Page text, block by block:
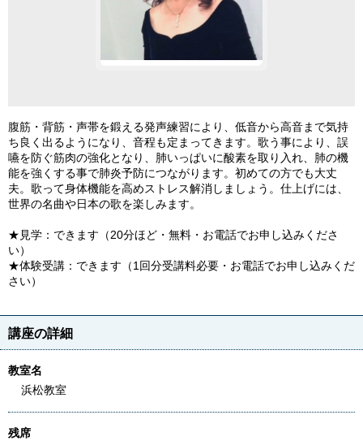
腹筋・背筋・声帯を鍛える発声練習により、低音から高音まで気持
ち良く出るようになり、音程も定まってきます。歌う事により、誤
嚥を防ぐ筋肉の強化となり、肺いっぱいに酸素を取り入れ、肺の機
能を強くする事で肺炎予防につながります。初めての方でも大丈
夫。歌って身体機能を高めストレス解消しましょう。仕上げには、
世界の名曲や日本の歌を楽しみます。
★見学：できます（20分ほど・無料・お電話でお申し込みくださ
い）
★体験受講：できます（1回分受講料必要・お電話でお申し込みくだ
さい）
講座の詳細
教室名
浜松教室
残席